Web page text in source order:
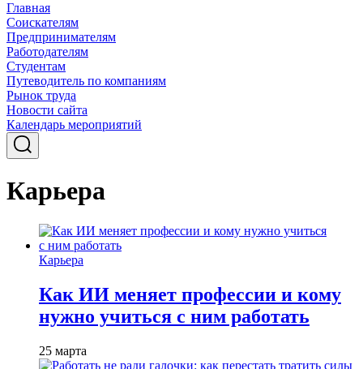
Главная
Соискателям
Предпринимателям
Работодателям
Студентам
Путеводитель по компаниям
Рынок труда
Новости сайта
Календарь мероприятий
Карьера
Карьера
Как ИИ меняет профессии и кому
нужно учиться с ним работать
25 марта